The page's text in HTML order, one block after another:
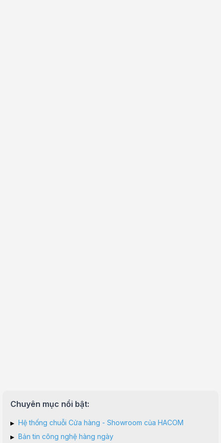
Chuyên mục nổi bật:
▸ Hệ thống chuỗi Cửa hàng - Showroom của HACOM
▸ Bản tin công nghệ hàng ngày